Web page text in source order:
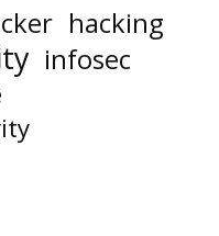
hacking
infosec